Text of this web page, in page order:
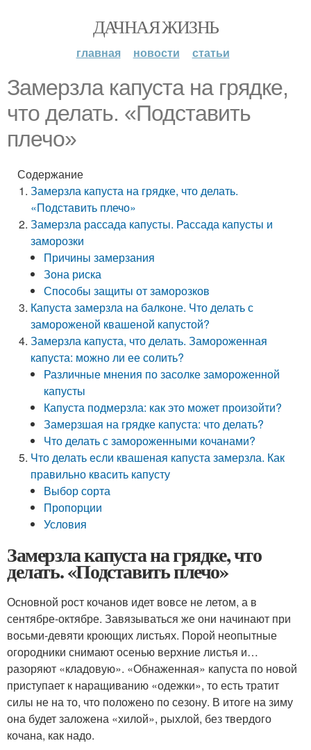
ДАЧНАЯ ЖИЗНЬ
главная новости статьи
Замерзла капуста на грядке,
что делать. «Подставить
плечо»
Содержание
Замерзла капуста на грядке, что делать.
«Подставить плечо»
Замерзла рассада капусты. Рассада капусты и
заморозки
Причины замерзания
Зона риска
Способы защиты от заморозков
Капуста замерзла на балконе. Что делать с
замороженой квашеной капустой?
Замерзла капуста, что делать. Замороженная
капуста: можно ли ее солить?
Различные мнения по засолке замороженной
капусты
Капуста подмерзла: как это может произойти?
Замерзшая на грядке капуста: что делать?
Что делать с замороженными кочанами?
Что делать если квашеная капуста замерзла. Как
правильно квасить капусту
Выбор сорта
Пропорции
Условия
Замерзла капуста на грядке, что
делать. «Подставить плечо»
Основной рост кочанов идет вовсе не летом, а в
сентябре-октябре. Завязываться же они начинают при
восьми-девяти кроющих листьях. Порой неопытные
огородники снимают осенью верхние листья и…
разоряют «кладовую». «Обнаженная» капуста по новой
приступает к наращиванию «одежки», то есть тратит
силы не на то, что положено по сезону. В итоге на зиму
она будет заложена «хилой», рыхлой, без твердого
кочана, как надо.